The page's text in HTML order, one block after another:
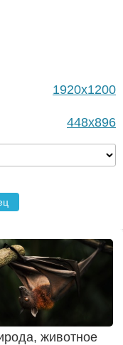
1920x1200
448x896
животное